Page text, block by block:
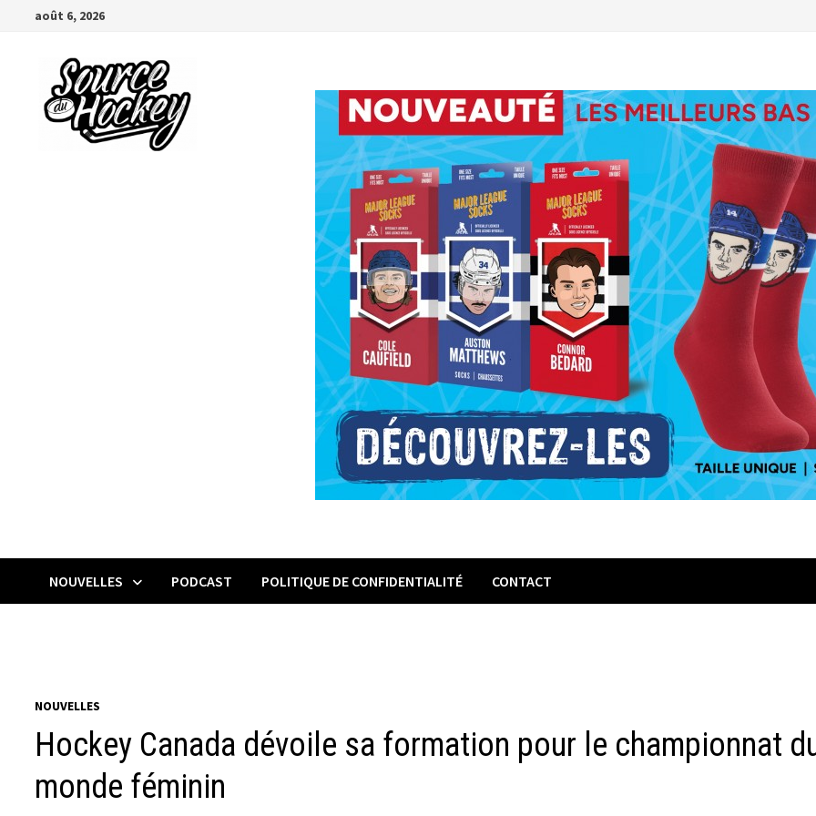
Passeraoût 6, 2026
NOUVELLES PODCAST POLITIQUE DE CONFIDENTIALITÉ CONTACT
NOUVELLES
Hockey Canada dévoile sa formation pour le championnat
monde féminin